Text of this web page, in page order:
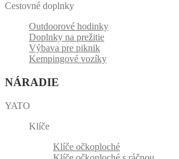
Cestovné doplnky
Outdoorové hodinky
Doplnky na prežitie
Výbava pre piknik
Kempingové vozíky
NÁRADIE
YATO
Klíče
Klíče očkoploché